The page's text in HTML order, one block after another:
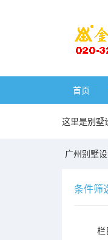
首页
这里是别墅
广州别墅
条件筛
栏